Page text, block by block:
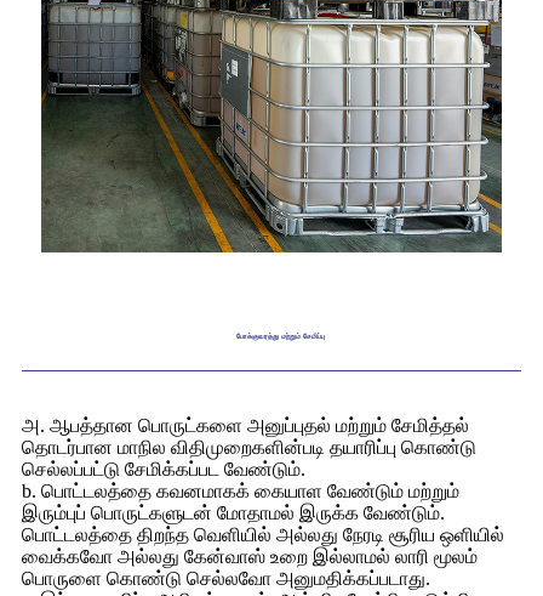
போக்குவரத்து மற்றும் சேமிப்பு
அ. ஆபத்தான பொருட்களை அனுப்புதல் மற்றும் சேமித்தல்
தொடர்பான மாநில விதிமுறைகளின்படி தயாரிப்பு கொண்டு
செல்லப்பட்டு சேமிக்கப்பட வேண்டும்.
b. பொட்டலத்தை கவனமாகக் கையாள வேண்டும் மற்றும்
இரும்புப் பொருட்களுடன் மோதாமல் இருக்க வேண்டும்.
பொட்டலத்தை திறந்த வெளியில் அல்லது நேரடி சூரிய ஒளியில்
வைக்கவோ அல்லது கேன்வாஸ் உறை இல்லாமல் லாரி மூலம்
பொருளை கொண்டு செல்லவோ அனுமதிக்கப்படாது.